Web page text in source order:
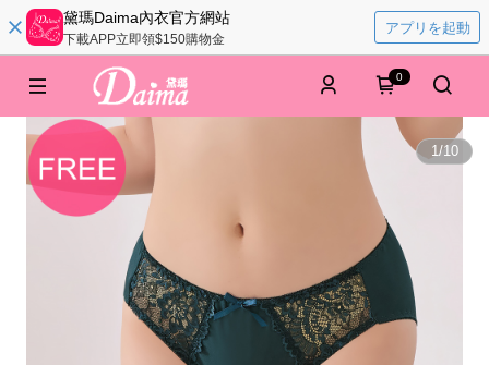
黛瑪Daima內衣官方網站
下載APP立即領$150購物金
アプリを起動
0
1/10